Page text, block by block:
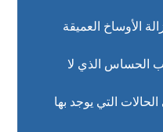
الأوساخ العميقة
الحساس الذي لا
التي يوجد بها